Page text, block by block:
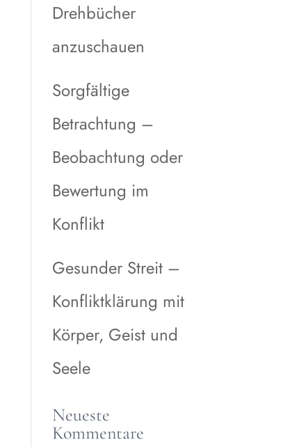
Drehbücher
anzuschauen
Sorgfältige
Betrachtung –
Beobachtung oder
Bewertung im
Konflikt
Gesunder Streit –
Konfliktklärung mit
Körper, Geist und
Seele
Neueste
Kommentare